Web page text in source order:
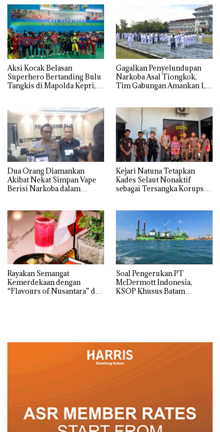
Aksi Kocak Belasan
Superhero Bertanding Bulu
Tangkis di Mapolda Kepri,
Gagalkan Penyelundupan
Narkoba Asal Tiongkok,
Tim Gabungan Amankan 1,3
Dua Orang Diamankan
Akibat Nekat Simpan Vape
Berisi Narkoba dalam
Kejari Natuna Tetapkan
Kades Selaut Nonaktif
sebagai Tersangka Korupsi
Rayakan Semangat
Kemerdekaan dengan
“Flavours of Nusantara” di
‎Soal Pengerukan PT
McDermott Indonesia,
KSOP Khusus Batam